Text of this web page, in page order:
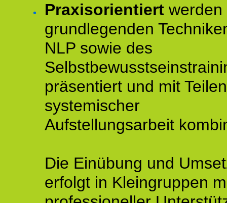
Praxisorientiert werden
grundlegenden
NLP sowie des
präsentiert und mit Teilen
systemischer
Aufstellungsarbeit
Die Einübung und
erfolgt in Kleingruppen